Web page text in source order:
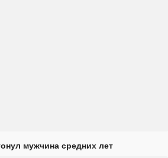
мужчина средних лет